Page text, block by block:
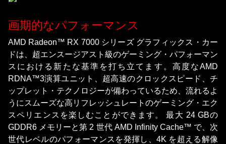
画期的なパフォーマンス
AMD Radeon™ RX 7000 シリーズ グラフィックス・カー
ドは、超エンスージアスト級のゲーミング・パフォーマン
スにおける新たな基準を打ち立てます。高度なAMD
RDNA™3演算ユニット、超高速のクロックスピード、チ
ップレット・テクノロジーが備わっているため、流れるよ
うにスムーズな高リフレッシュレートのゲーミング・エク
スペリエンスを楽しむことができます。 最大 24 GBの
GDDR6 メモリーと第 2 世代 AMD Infinity Cache™ で、次
世代レベルのパフォーマンスを発揮し、4K を超える解像